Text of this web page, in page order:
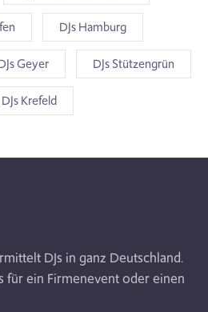
DJs Hamburg
Geyer DJs Stützengrün
DJs Krefeld
DJs in ganz Deutschland.
für ein Firmenevent oder einen